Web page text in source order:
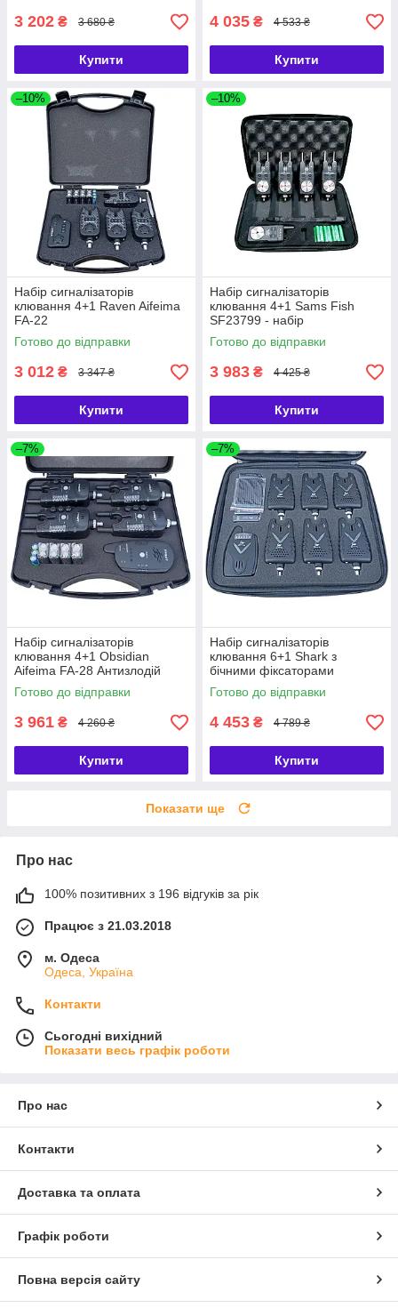
3 202 ₴ 3 680 ₴
Купити
4 035 ₴ 4 533 ₴
Купити
–10%
Набір сигналізаторів
клювання 4+1 Raven Aifeima
FA-22
Готово до відправки
3 012 ₴ 3 347 ₴
Купити
–10%
Набір сигналізаторів
клювання 4+1 Sams Fish
SF23799 - набір
сигналізаторів 4+1 з бічними
утримувачами вудилища
Готово до відправки
3 983 ₴ 4 425 ₴
Купити
–7%
Набір сигналізаторів
клювання 4+1 Obsidian
Aifeima FA-28 Антизлодій
Готово до відправки
3 961 ₴ 4 260 ₴
Купити
–7%
Набір сигналізаторів
клювання 6+1 Shark з
бічними фіксаторами
вудилища - набір коропових
сигналізаторів TLI-34(6+1)
Готово до відправки
4 453 ₴ 4 789 ₴
Купити
Показати ще
Про нас
100% позитивних з 196 відгуків за рік
Працює з 21.03.2018
м. Одеса
Одеса, Україна
Контакти
Сьогодні вихідний
Показати весь графік роботи
Про нас
Контакти
Доставка та оплата
Графік роботи
Повна версія сайту